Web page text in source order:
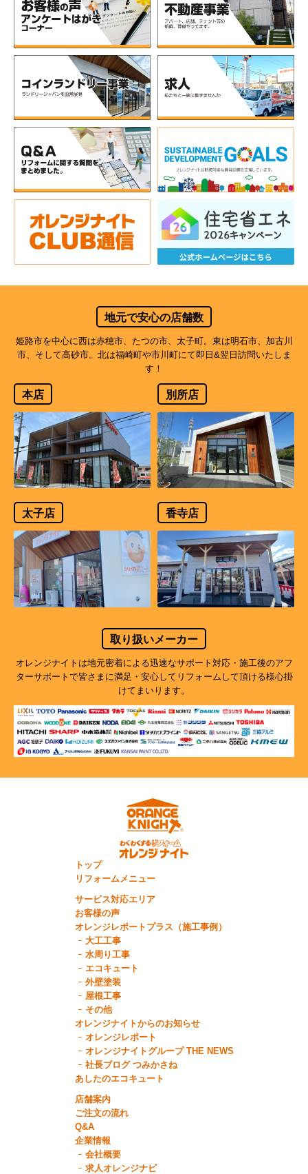
地元で安心の店舗数
姫路市を中心に西は赤穂市、たつの市、太子町。東は明石市、加古川
市、そして高砂市。北は福崎町や市川町にて即日&翌日訪問いたしま
す！
本店 別所店
太子店 香寺店
取り扱いメーカー
オレンジナイトは地元密着による迅速なサポート対応・施工後のアフ
ターサポートで皆さまに満足・安心してリフォームして頂ける様心掛
けてまいります。
トップ
リフォームメニュー
サービス対応エリア
お客様の声
オレンジレポートプラス（施工事例）
大工工事
水周り工事
エコキュート
外壁塗装
屋根工事
その他
オレンジナイトからのお知らせ
オレンジレポート
オレンジナイトグループ THE NEWS
社長ブログ つみかさね
あしたのエコキュート
店舗案内
ご注文の流れ
Q&A
企業情報
会社概要
求人オレンジナビ